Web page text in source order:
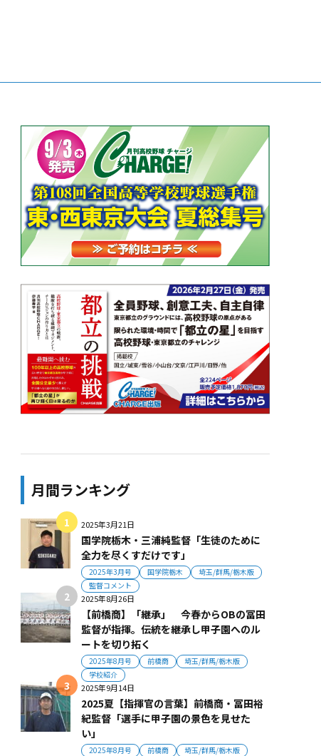
月間ランキング
2025年3月21日
国学院栃木・三浦純監督「生徒のために
全力を尽くすだけです」
2025年3月号 国学院栃木
埼玉/群馬/栃木版
監督コメント
2025年8月26日
【前橋商】「継承」 今春からOBの冨田
監督が指揮。伝統を継承し甲子園へのル
ートを切り拓く
2025年8月号 前橋商
埼玉/群馬/栃木版
学校紹介
2025年9月14日
2025夏【指揮官の言葉】前橋商・冨田裕
紀監督「選手に甲子園の景色を見せた
い」
2025年8月号 前橋商
埼玉/群馬/栃木版